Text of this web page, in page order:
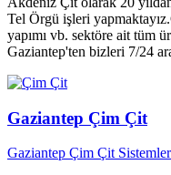
Tel Örgü işleri
yapımı vb. sektöre ait tüm
Gaziantep'ten bizleri 7/24
Gaziantep Çim Çit
Gaziantep Çim Çit